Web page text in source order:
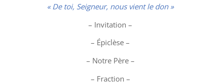
« De toi, Seigneur, nous vient le don »
– Invitation –
– Épiclèse –
– Notre Père –
– Fraction –